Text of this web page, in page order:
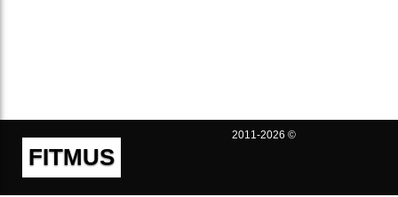
FITMUS
2011-2026 ©